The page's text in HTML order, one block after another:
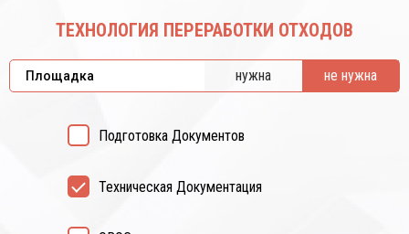
ТЕХНОЛОГИЯ ПЕРЕРАБОТКИ ОТХОДОВ
Площадка нужна не нужна
Подготовка Документов
Техническая Документация